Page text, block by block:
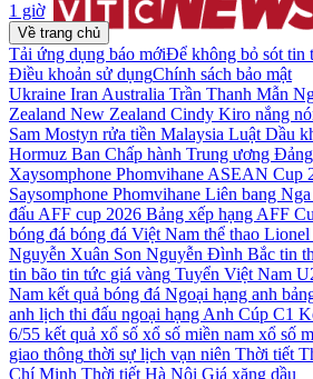
1 giờ
Về trang chủ
Tải ứng dụng báo mớiĐể không bỏ sót tin
Điều khoản sử dụngChính sách bảo mật
Ukraine Iran Australia Trần Thanh Mẫn
Zealand New Zealand Cindy Kiro nắng
Sam Mostyn rửa tiền Malaysia Luật Dầu
Hormuz Ban Chấp hành Trung ương
Xaysomphone Phomvihane ASEAN Cup
Saysomphone Phomvihane Liên bang Nga
đấu AFF cup 2026 Bảng xếp hạng AFF
bóng đá bóng đá Việt Nam thể thao Lionel
Nguyễn Xuân Son Nguyễn Đình Bắc tin
tin bão tin tức giá vàng Tuyển Việt Nam
Nam kết quả bóng đá Ngoại hạng anh
anh lịch thi đấu ngoại hạng Anh Cúp C1
6/55 kết quả xổ số xổ số miền nam xổ số
giao thông thời sự lịch vạn niên Thời tiết
Chí Minh Thời tiết Hà Nội Giá xăng dầu